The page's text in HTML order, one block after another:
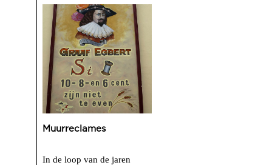
Muurreclames
In de loop van de jaren